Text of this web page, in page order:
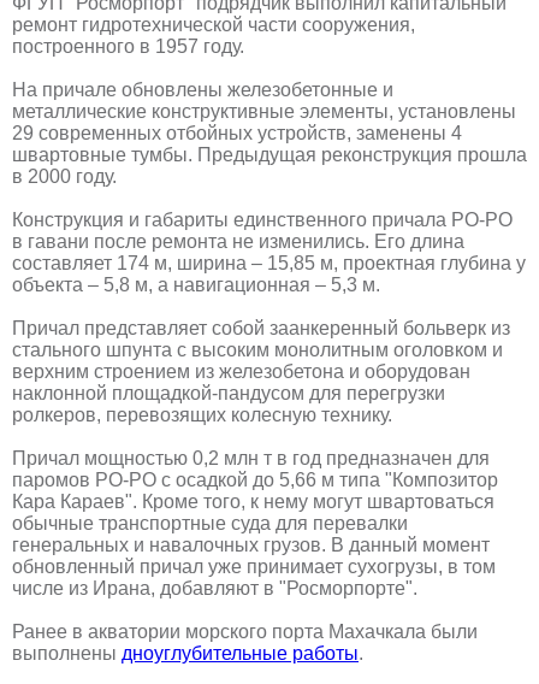
ремонт гидротехнической части сооружения,
построенного в 1957 году.
На причале обновлены железобетонные и
металлические конструктивные элементы, установлены
29 современных отбойных устройств, заменены 4
швартовные тумбы. Предыдущая реконструкция прошла
в 2000 году.
Конструкция и габариты единственного причала РО-РО
в гавани после ремонта не изменились. Его длина
составляет 174 м, ширина – 15,85 м, проектная глубина у
объекта – 5,8 м, а навигационная – 5,3 м.
Причал представляет собой заанкеренный больверк из
стального шпунта с высоким монолитным оголовком и
верхним строением из железобетона и оборудован
наклонной площадкой-пандусом для перегрузки
ролкеров, перевозящих колесную технику.
Причал мощностью 0,2 млн т в год предназначен для
паромов РО-РО с осадкой до 5,66 м типа "Композитор
Кара Караев". Кроме того, к нему могут швартоваться
обычные транспортные суда для перевалки
генеральных и навалочных грузов. В данный момент
обновленный причал уже принимает сухогрузы, в том
числе из Ирана, добавляют в "Росморпорте".
Ранее в акватории морского порта Махачкала были
выполнены дноуглубительные работы.